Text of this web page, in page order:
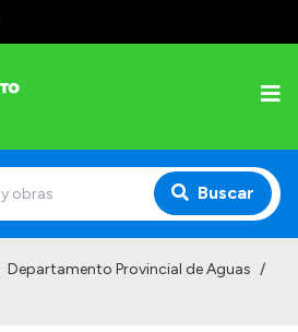
Buscar
Departamento Provincial de Aguas /